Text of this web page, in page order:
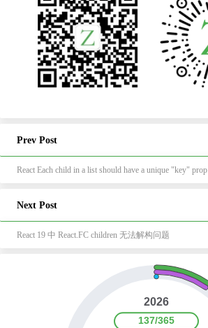
Prev Post
React Each child in a list should have a unique "key" prop
Next Post
React 19 中 React.FC children 无法解构问题